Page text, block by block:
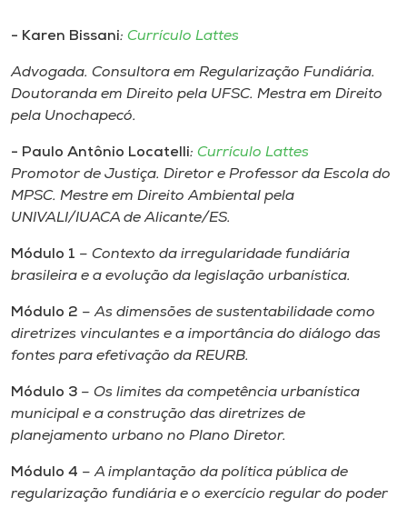
- Karen Bissani: Currículo Lattes
Advogada. Consultora em Regularização Fundiária.
Doutoranda em Direito pela UFSC. Mestra em Direito
pela Unochapecó.
- Paulo Antônio Locatelli: Currículo Lattes
Promotor de Justiça. Diretor e Professor da Escola do
MPSC. Mestre em Direito Ambiental pela
UNIVALI/IUACA de Alicante/ES.
Módulo 1 – Contexto da irregularidade fundiária
brasileira e a evolução da legislação urbanística.
Módulo 2 – As dimensões de sustentabilidade como
diretrizes vinculantes e a importância do diálogo das
fontes para efetivação da REURB.
Módulo 3 – Os limites da competência urbanística
municipal e a construção das diretrizes de
planejamento urbano no Plano Diretor.
Módulo 4 – A implantação da política pública de
regularização fundiária e o exercício regular do poder